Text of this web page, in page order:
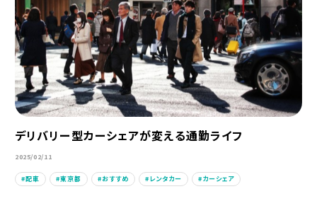
デリバリー型カーシェアが変える通勤ライフ
2025/02/11
配車 東京都 おすすめ レンタカー カーシェア